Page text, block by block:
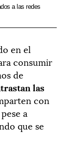
a las redes
en el
consumir
de
las
con
a
que se